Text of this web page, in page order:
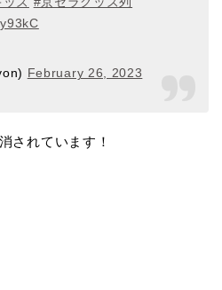
February 26, 2023
されています！